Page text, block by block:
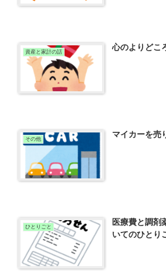
資産と家計の話 心のよりどこ
その他 マイカーを売
ひとりごと
医療費と調剤
いてのひとり